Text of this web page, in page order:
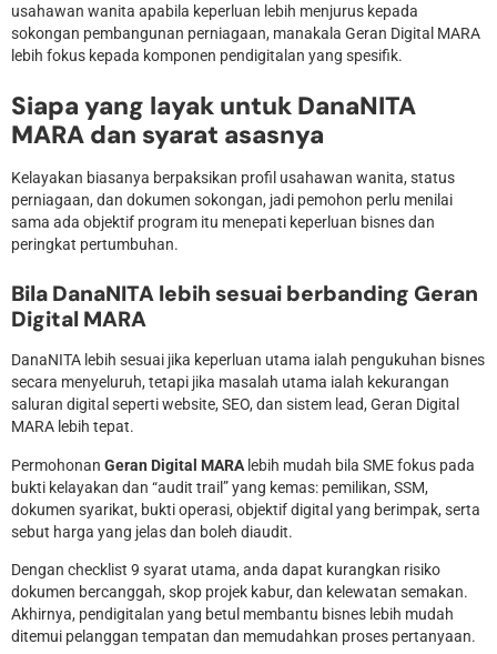
usahawan wanita apabila keperluan lebih menjurus kepada
sokongan pembangunan perniagaan, manakala Geran Digital MARA
lebih fokus kepada komponen pendigitalan yang spesifik.
Siapa yang layak untuk DanaNITA
MARA dan syarat asasnya
Kelayakan biasanya berpaksikan profil usahawan wanita, status
perniagaan, dan dokumen sokongan, jadi pemohon perlu menilai
sama ada objektif program itu menepati keperluan bisnes dan
peringkat pertumbuhan.
Bila DanaNITA lebih sesuai berbanding Geran
Digital MARA
DanaNITA lebih sesuai jika keperluan utama ialah pengukuhan bisnes
secara menyeluruh, tetapi jika masalah utama ialah kekurangan
saluran digital seperti website, SEO, dan sistem lead, Geran Digital
MARA lebih tepat.
Permohonan Geran Digital MARAlebih mudah bila SME fokus pada
bukti kelayakan dan “audit trail” yang kemas: pemilikan, SSM,
dokumen syarikat, bukti operasi, objektif digital yang berimpak, serta
sebut harga yang jelas dan boleh diaudit.
Dengan checklist 9 syarat utama, anda dapat kurangkan risiko
dokumen bercanggah, skop projek kabur, dan kelewatan semakan.
Akhirnya, pendigitalan yang betul membantu bisnes lebih mudah
ditemui pelanggan tempatan dan memudahkan proses pertanyaan.